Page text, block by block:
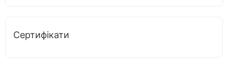
Сертифікати